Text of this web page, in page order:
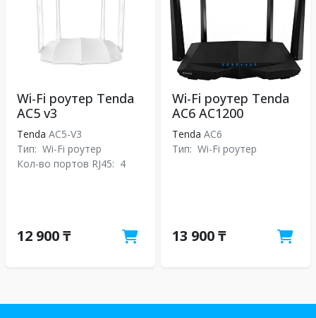
Wi-Fi роутер Tenda
AC5 v3
Tenda AC5-V3
Тип: Wi-Fi роутер
Кол-во портов RJ45: 4
12 900 ₸
Wi-Fi роутер Tenda
AC6 AC1200
Tenda АС6
Тип: Wi-Fi роутер
13 900 ₸